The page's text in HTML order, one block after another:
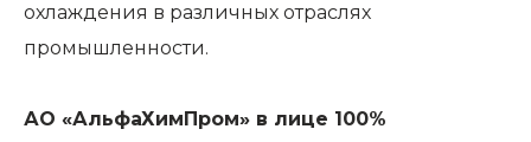
охлаждения в различных отраслях
промышленности.
АО «АльфаХимПром» в лице 100%